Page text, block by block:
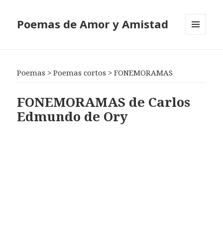
Poemas de Amor y Amistad
Poemas >Poemas cortos >FONEMORAMAS
FONEMORAMAS de Carlos
Edmundo de Ory